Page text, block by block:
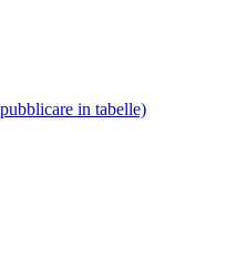
in tabelle)